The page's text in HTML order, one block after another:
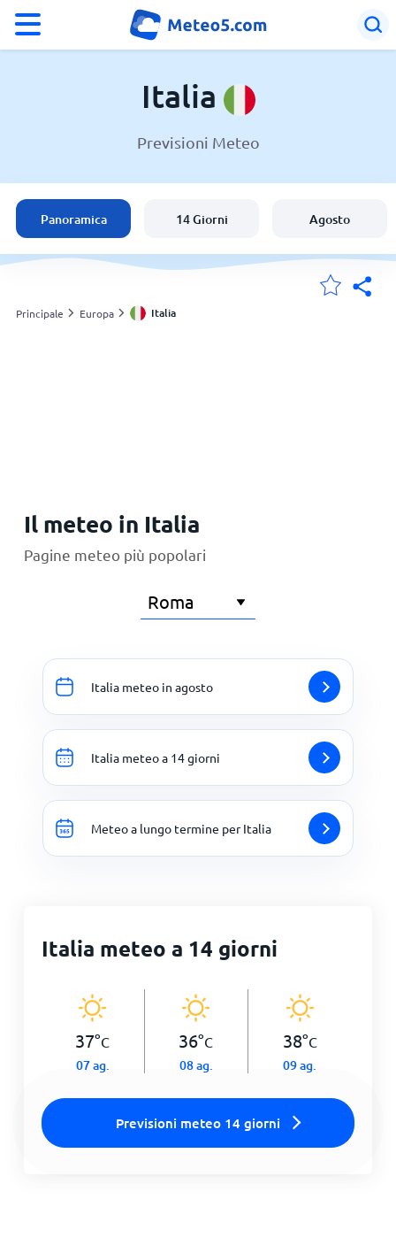
Italia
Svizzera
Le mie località
Italia
Previsioni Meteo
Panoramica 14 Giorni Agosto
Principale Europa Italia
Il meteo in Italia
Pagine meteo più popolari
Italia meteo in agosto
Italia meteo a 14 giorni
Meteo a lungo termine per Italia
Italia meteo a 14 giorni
37°C
07 ag.
36°C
08 ag.
38°C
09 ag.
Previsioni meteo 14 giorni